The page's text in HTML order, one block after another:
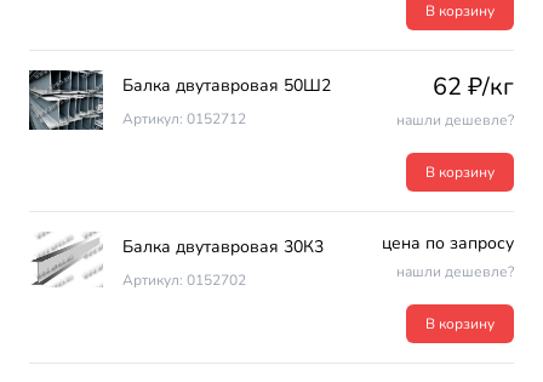
В корзину
Балка двутавровая 50Ш2
Артикул: 0152712
62 ₽/кг
нашли дешевле?
В корзину
Балка двутавровая 30К3
Артикул: 0152702
цена по запросу
нашли дешевле?
В корзину